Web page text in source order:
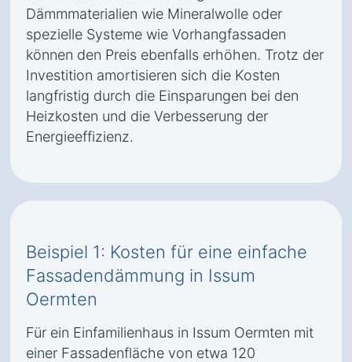
Dämmmaterialien wie Mineralwolle oder
spezielle Systeme wie Vorhangfassaden
können den Preis ebenfalls erhöhen. Trotz der
Investition amortisieren sich die Kosten
langfristig durch die Einsparungen bei den
Heizkosten und die Verbesserung der
Energieeffizienz.
Beispiel 1: Kosten für eine einfache
Fassadendämmung in Issum
Oermten
Für ein Einfamilienhaus in Issum Oermten mit
einer Fassadenfläche von etwa 120